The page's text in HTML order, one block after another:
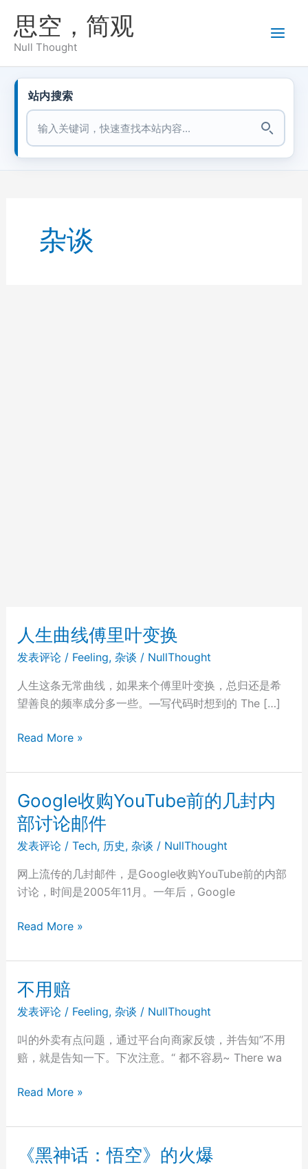
思空，简观
Null Thought
站内搜索
站内搜索
杂谈
人生曲线傅里叶变换
发表评论 / Feeling, 杂谈 / NullThought
人生这条无常曲线，如果来个傅里叶变换，总归还是希
望善良的频率成分多一些。—写代码时想到的 The […]
人
曲
线
傅
里
叶
换
Read More »
Google收购YouTube前的几封内
部讨论邮件
发表评论 / Tech, 历史, 杂谈 / NullThought
网上流传的几封邮件，是Google收购YouTube前的内部
讨论，时间是2005年11月。一年后，Google
Google
购
YouTube
前
的
几
封
部
件
Read More »
不用赔
发表评论 / Feeling, 杂谈 / NullThought
叫的外卖有点问题，通过平台向商家反馈，并告知”不用
赔，就是告知一下。下次注意。“ 都不容易~ There wa
不
赔
Read More »
《黑神话：悟空》的火爆